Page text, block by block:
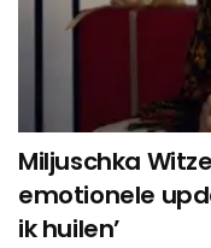
Miljuschka
emotionele
ik huilen’